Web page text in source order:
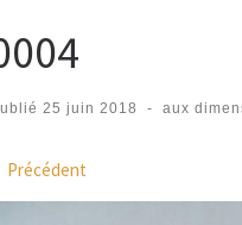
25 juin 2018 - aux
des
Précédent